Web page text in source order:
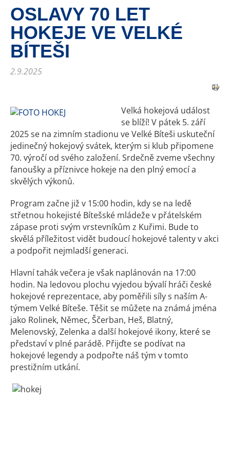
OSLAVY 70 LET
HOKEJE VE VELKÉ
BÍTEŠI
2.9.2025
Velká hokejová událost
se blíží! V pátek 5. září
2025 se na zimním stadionu ve Velké Bíteši uskuteční
jedinečný hokejový svátek, kterým si klub připomene
70. výročí od svého založení. Srdečně zveme všechny
fanoušky a příznivce hokeje na den plný emocí a
skvělých výkonů.
Program začne již v 15:00 hodin, kdy se na ledě
střetnou hokejisté Bítešské mládeže v přátelském
zápase proti svým vrstevníkům z Kuřimi. Bude to
skvělá příležitost vidět budoucí hokejové talenty v akci
a podpořit nejmladší generaci.
Hlavní tahák večera je však naplánován na 17:00
hodin. Na ledovou plochu vyjedou bývalí hráči české
hokejové reprezentace, aby poměřili síly s naším A-
týmem Velké Bíteše. Těšit se můžete na známá jména
jako Rolinek, Němec, Ščerban, Heš, Blatný,
Melenovský, Zelenka a další hokejové ikony, které se
představí v plné parádě. Přijďte se podívat na
hokejové legendy a podpořte náš tým v tomto
prestižním utkání.